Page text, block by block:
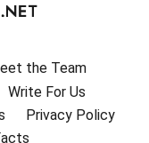
the Team
Write For Us
Privacy Policy